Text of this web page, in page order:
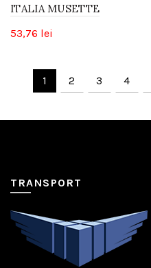
ITALIA MUSETTE
53,76 lei
1 2 3 4
TRANSPORT